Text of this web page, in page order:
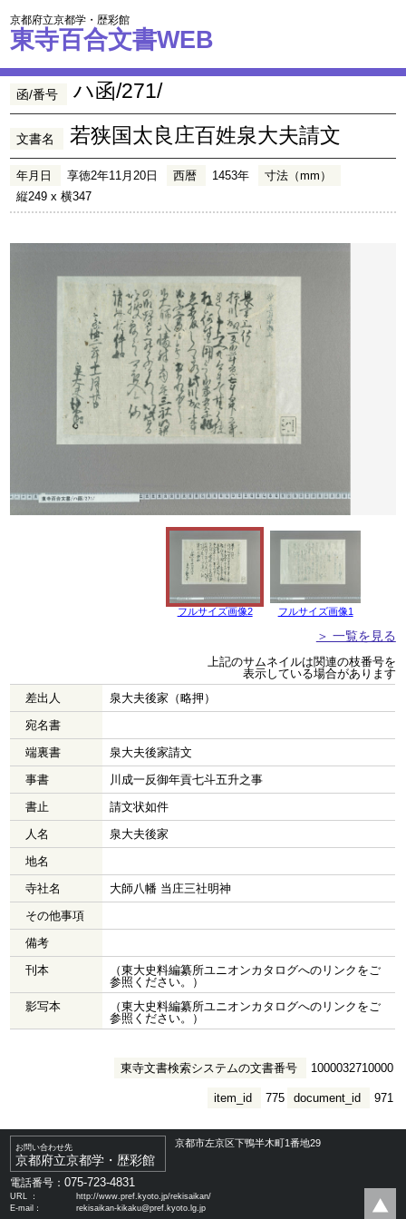
京都府立京都学・歴彩館
東寺百合文書WEB
函/番号 ハ函/271/
文書名 若狭国太良庄百姓泉大夫請文
年月日 享徳2年11月20日 西暦 1453年
寸法（mm）
縦249 x 横347
フルサイズ画像2 フルサイズ画像1
＞ 一覧を見る
上記のサムネイルは関連の枝番号を
表示している場合があります
差出人
泉大夫後家（略押）
宛名書
端裏書
泉大夫後家請文
事書
川成一反御年貢七斗五升之事
書止
請文状如件
人名
泉大夫後家
地名
寺社名
大師八幡 当庄三社明神
その他事項
備考
刊本
（東大史料編纂所ユニオンカタログへのリンクをご
参照ください。）
影写本
（東大史料編纂所ユニオンカタログへのリンクをご
参照ください。）
東寺文書検索システムの文書番号 1000032710000
document_id 971
item_id 775
お問い合わせ先
京都府立京都学・歴彩館
京都市左京区下鴨半木町1番地29
電話番号：075-723-4831
URL ：
http://www.pref.kyoto.jp/rekisaikan/
E-mail：
rekisaikan-kikaku@pref.kyoto.lg.jp